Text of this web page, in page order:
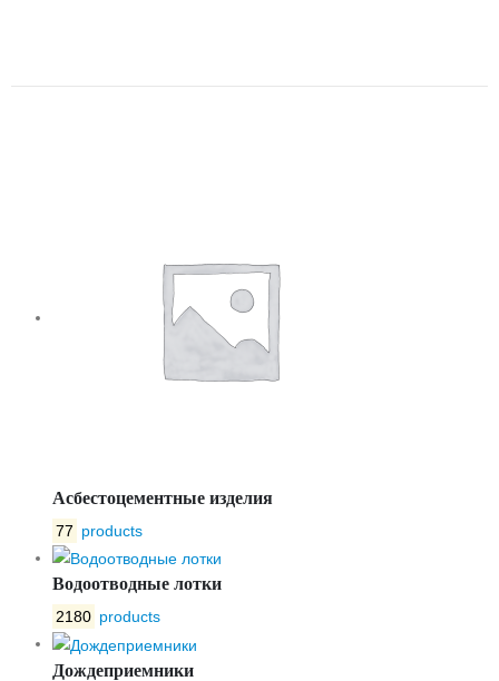
Асбестоцементные изделия
77 products
Водоотводные лотки
2180 products
Дождеприемники